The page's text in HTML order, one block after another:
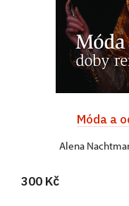
Móda a
Alena
300 Kč